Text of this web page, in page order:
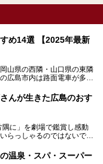
め14選 【2025年最新
山県の西隣・山口県の東隣
広島市内は路面電車が多数
界文化遺産があり、年間を
工業都市として栄えた呉市
り訪れたい町や観光スポッ
お好み焼きなどのグルメも
んが生きた広島のおす
に」を劇場で鑑賞し感動
らっしゃるのではないでし
すずさんの笑顔が、今もど
と思い浮かべます。
温泉・スパ・スーパー